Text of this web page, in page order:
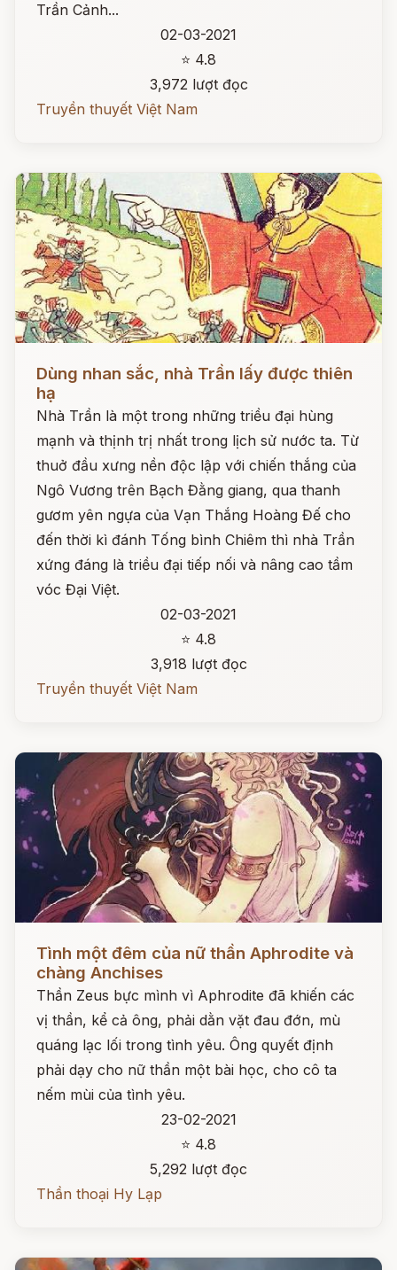
Trần Cảnh...
02-03-2021
⭐ 4.8
3,972 lượt đọc
Truyền thuyết Việt Nam
Dùng nhan sắc, nhà Trần lấy được thiên
hạ
Nhà Trần là một trong những triều đại hùng
mạnh và thịnh trị nhất trong lịch sử nước ta. Từ
thuở đầu xưng nền độc lập với chiến thắng của
Ngô Vương trên Bạch Đằng giang, qua thanh
gươm yên ngựa của Vạn Thắng Hoàng Đế cho
đến thời kì đánh Tống bình Chiêm thì nhà Trần
xứng đáng là triều đại tiếp nối và nâng cao tầm
vóc Đại Việt.
02-03-2021
⭐ 4.8
3,918 lượt đọc
Truyền thuyết Việt Nam
Tình một đêm của nữ thần Aphrodite và
chàng Anchises
Thần Zeus bực mình vì Aphrodite đã khiến các
vị thần, kể cả ông, phải dằn vặt đau đớn, mù
quáng lạc lối trong tình yêu. Ông quyết định
phải dạy cho nữ thần một bài học, cho cô ta
nếm mùi của tình yêu.
23-02-2021
⭐ 4.8
5,292 lượt đọc
Thần thoại Hy Lạp